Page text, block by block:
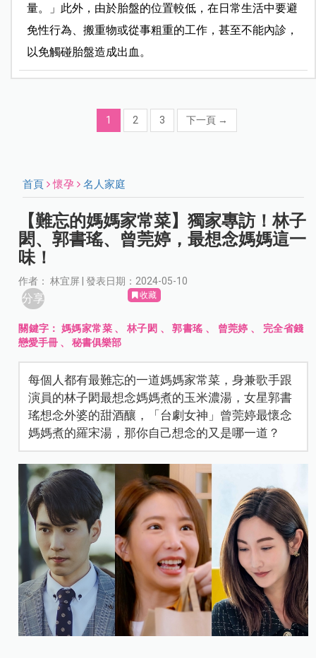
量。」此外，由於胎盤的位置較低，在日常生活中要避
免性行為、搬重物或從事粗重的工作，甚至不能內診，
以免觸碰胎盤造成出血。
1 2 3 下一頁 →
首頁 懷孕 名人家庭
【難忘的媽媽家常菜】獨家專訪！林子
閎、郭書瑤、曾莞婷，最想念媽媽這一
味！
作者： 林宜屏 | 發表日期：2024-05-10
分享 收藏
關鍵字：媽媽家常菜、林子閎 、郭書瑤 、 曾莞婷 、 完全省錢
戀愛手冊 、秘書俱樂部
每個人都有最難忘的一道媽媽家常菜，身兼歌手跟
演員的林子閎最想念媽媽煮的玉米濃湯，女星郭書
瑤想念外婆的甜酒釀，「台劇女神」曾莞婷最懷念
媽媽煮的羅宋湯，那你自己想念的又是哪一道？